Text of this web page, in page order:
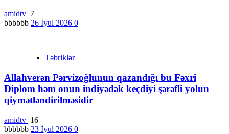
amidtv 7
bbbbbb 26 İyul 2026 0
Təbriklər
Allahverən Pərvizoğlunun qazandığı bu Fəxri
Diplom həm onun indiyədək keçdiyi şərəfli yolun
qiymətləndirilməsidir
amidtv 16
bbbbbb 23 İyul 2026 0